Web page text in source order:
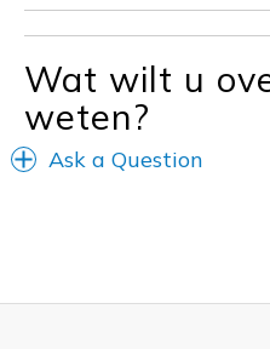
Wat wilt u
weten?
Ask a Question